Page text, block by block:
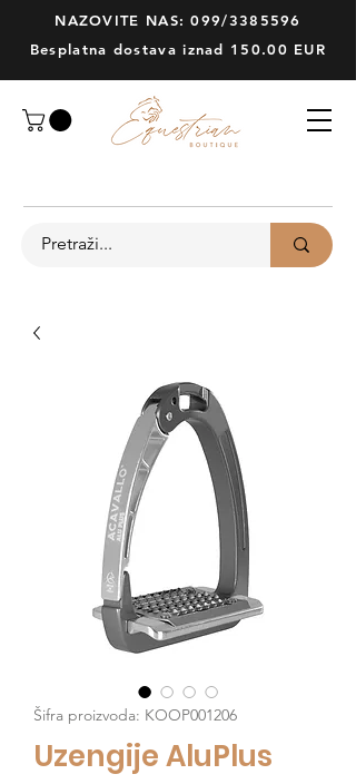
NAZOVITE NAS: 099/3385596
Besplatna dostava iznad 150.00 EUR
Šifra proizvoda: KOOP001206
Uzengije AluPlus